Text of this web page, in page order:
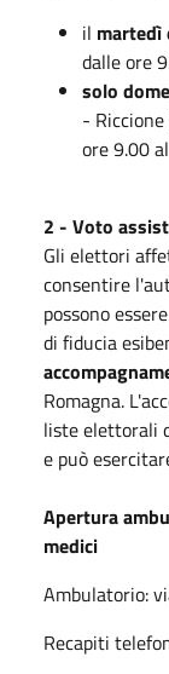
il martedì
dalle ore
solo
-
ore 9.00
2 - Voto
Gli elettori
consentire
possono
di fiducia
Romagna.
liste elettorali
e può
Apertura
medici
Ambulatorio:
Recapiti